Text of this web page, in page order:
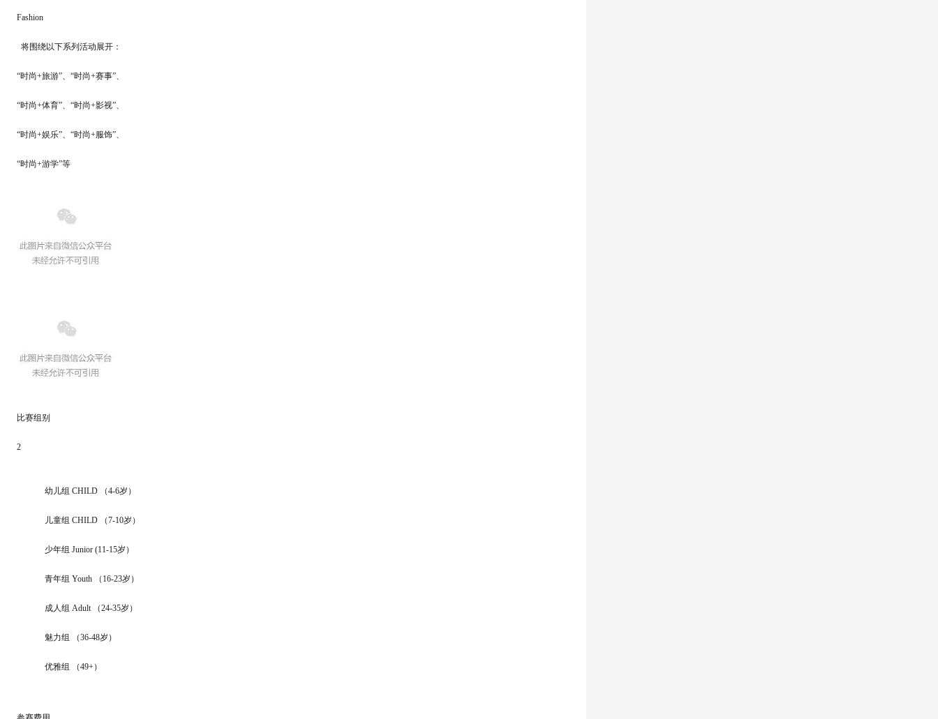
Fashion
将围绕以下系列活动展开：
“时尚+旅游”、“时尚+赛事”、
“时尚+体育”、“时尚+影视”、
“时尚+娱乐”、“时尚+服饰”、
“时尚+游学”等
比赛组别
2
幼儿组 CHILD （4-6岁）
儿童组 CHILD （7-10岁）
少年组 Junior (11-15岁）
青年组 Youth （16-23岁）
成人组 Adult （24-35岁）
魅力组 （36-48岁）
优雅组 （49+）